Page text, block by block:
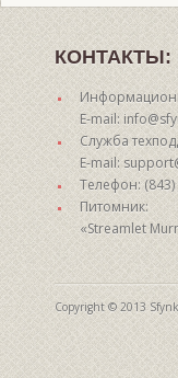
КОНТАКТЫ:
E-mail:
Служба
E-mail:
Телефон: (843)
Питомник:
«Streamlet
Copyright © 2013